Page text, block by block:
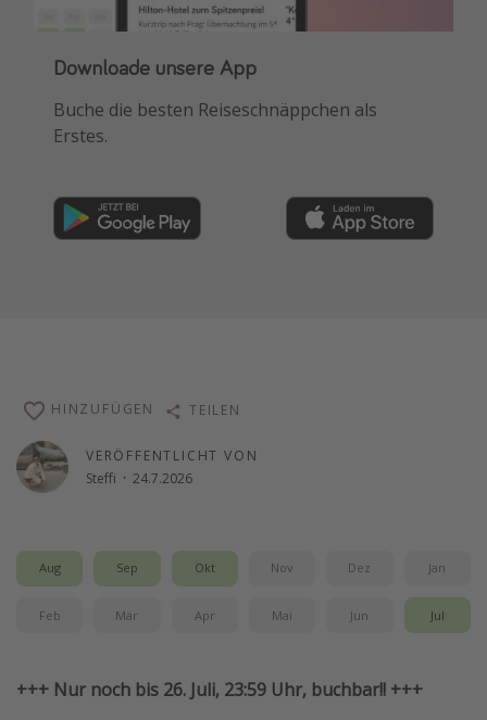
Downloade unsere App
Buche die besten Reiseschnäppchen als
Erstes.
VERÖFFENTLICHT VON
Steffi · 24.7.2026
HINZUFÜGEN TEILEN
Aug Sep Okt Nov Dez Jan
Feb Mär Apr Mai Jun Jul
+++ Nur noch bis 26. Juli, 23:59 Uhr, buchbar!! +++